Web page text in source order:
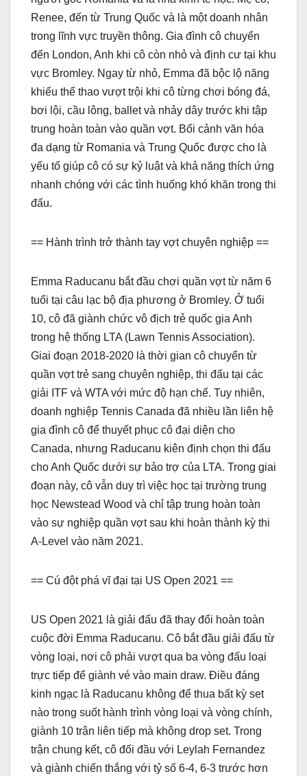
Renee, đến từ Trung Quốc và là một doanh nhân
trong lĩnh vực truyền thông. Gia đình cô chuyển
đến London, Anh khi cô còn nhỏ và định cư tại khu
vực Bromley. Ngay từ nhỏ, Emma đã bộc lộ năng
khiếu thể thao vượt trội khi cô từng chơi bóng đá,
bơi lội, cầu lông, ballet và nhảy dây trước khi tập
trung hoàn toàn vào quần vợt. Bối cảnh văn hóa
đa dạng từ Romania và Trung Quốc được cho là
yếu tố giúp cô có sự kỷ luật và khả năng thích ứng
nhanh chóng với các tình huống khó khăn trong thi
đấu.
== Hành trình trở thành tay vợt chuyên nghiệp ==
Emma Raducanu bắt đầu chơi quần vợt từ năm 6
tuổi tại câu lạc bộ địa phương ở Bromley. Ở tuổi
10, cô đã giành chức vô địch trẻ quốc gia Anh
trong hệ thống LTA (Lawn Tennis Association).
Giai đoạn 2018-2020 là thời gian cô chuyển từ
quần vợt trẻ sang chuyên nghiệp, thi đấu tại các
giải ITF và WTA với mức độ hạn chế. Tuy nhiên,
doanh nghiệp Tennis Canada đã nhiều lần liên hệ
gia đình cô để thuyết phục cô đại diện cho
Canada, nhưng Raducanu kiên định chọn thi đấu
cho Anh Quốc dưới sự bảo trợ của LTA. Trong giai
đoạn này, cô vẫn duy trì việc học tại trường trung
học Newstead Wood và chỉ tập trung hoàn toàn
vào sự nghiệp quần vợt sau khi hoàn thành kỳ thi
A-Level vào năm 2021.
== Cú đột phá vĩ đại tại US Open 2021 ==
US Open 2021 là giải đấu đã thay đổi hoàn toàn
cuộc đời Emma Raducanu. Cô bắt đầu giải đấu từ
vòng loại, nơi cô phải vượt qua ba vòng đấu loại
trực tiếp để giành vé vào main draw. Điều đáng
kinh ngạc là Raducanu không để thua bất kỳ set
nào trong suốt hành trình vòng loại và vòng chính,
giành 10 trận liên tiếp mà không drop set. Trong
trận chung kết, cô đối đầu với Leylah Fernandez
và giành chiến thắng với tỷ số 6-4, 6-3 trước hơn